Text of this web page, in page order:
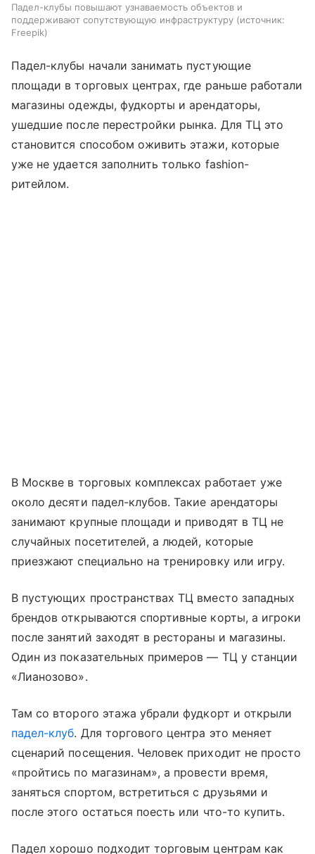
Падел-клубы повышают узнаваемость объектов и
поддерживают сопутствующую инфраструктуру
источник:
Freepik
Падел-клубы начали занимать пустующие
площади в торговых центрах, где раньше работали
магазины одежды, фудкорты и арендаторы,
ушедшие после перестройки рынка. Для ТЦ это
становится способом оживить этажи, которые
уже не удается заполнить только fashion-
ритейлом.
В Москве в торговых комплексах работает уже
около десяти падел-клубов. Такие арендаторы
занимают крупные площади и приводят в ТЦ не
случайных посетителей, а людей, которые
приезжают специально на тренировку или игру.
В пустующих пространствах ТЦ вместо западных
брендов открываются спортивные корты, а игроки
после занятий заходят в рестораны и магазины.
Один из показательных примеров — ТЦ у станции
«Лианозово».
Там со второго этажа убрали фудкорт и открыли
падел-клуб. Для торгового центра это меняет
сценарий посещения. Человек приходит не просто
«пройтись по магазинам», а провести время,
заняться спортом, встретиться с друзьями и
после этого остаться поесть или что-то купить.
Падел хорошо подходит торговым центрам как